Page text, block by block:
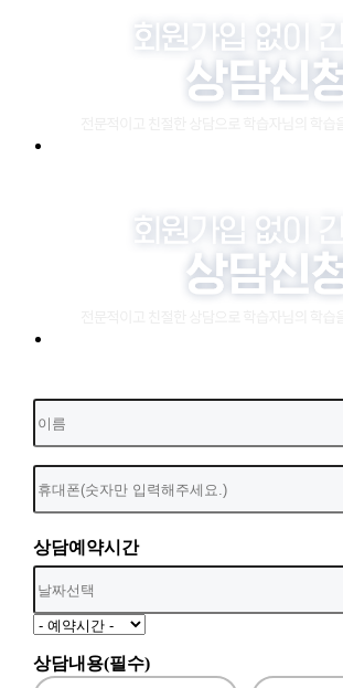
상담예약시간
상담내용(필수)